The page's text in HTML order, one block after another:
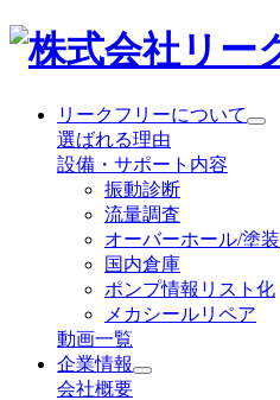
リークフリーについて
選ばれる理由
設備・サポート内容
振動診断
流量調査
オーバーホール/塗装
国内倉庫
ポンプ情報リスト化
メカシールリペア
動画一覧
企業情報
会社概要